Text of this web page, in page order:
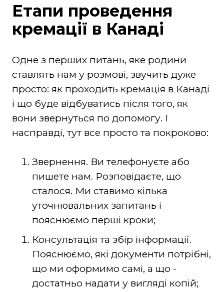
Етапи проведення
кремації в Канаді
Одне з перших питань, яке родини
ставлять нам у розмові, звучить дуже
просто: як проходить кремація в Канаді
і що буде відбуватись після того, як
вони звернуться по допомогу. І
насправді, тут все просто та покроково:
Звернення. Ви телефонуєте або
пишете нам. Розповідаєте, що
сталося. Ми ставимо кілька
уточнювальних запитань і
пояснюємо перші кроки;
Консультація та збір інформації.
Пояснюємо, які документи потрібні,
що ми оформимо самі, а що -
достатньо надати у вигляді копій;